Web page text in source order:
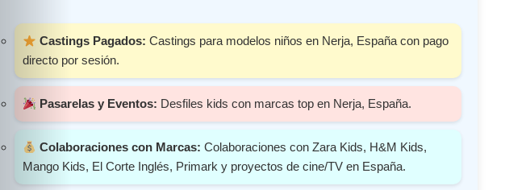
Casting
Sabritas
Casting
HolliKids
Castings Pagados: Castings para modelos niños en Nerja, España con pago
directo por sesión.
Pasarelas y Eventos: Desfiles kids con marcas top en Nerja, España.
Colaboraciones con Marcas: Colaboraciones con Zara Kids, H&M Kids,
Mango Kids, El Corte Inglés, Primark y proyectos de cine/TV en España.